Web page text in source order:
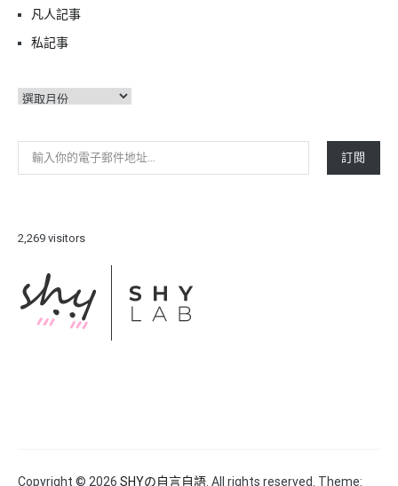
凡人記事
私記事
彙
輸入你的電子郵件地址…
訂閱
2,269 visitors
Copyright © 2026 SHYの自言自語 . All rights reserved. Theme: